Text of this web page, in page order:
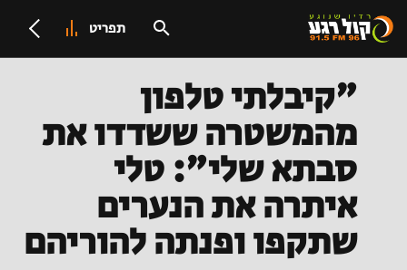
תפריט
"קיבלתי טלפון
מהמשטרה ששדדו את
סבתא שלי": טלי
איתרה את הנערים
שתקפו ופנתה להוריהם